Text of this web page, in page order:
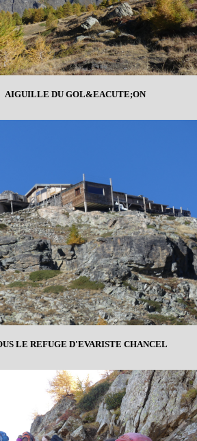
AIGUILLE DU GOL&EACUTE;ON
LE REFUGE D'EVARISTE CHANCEL